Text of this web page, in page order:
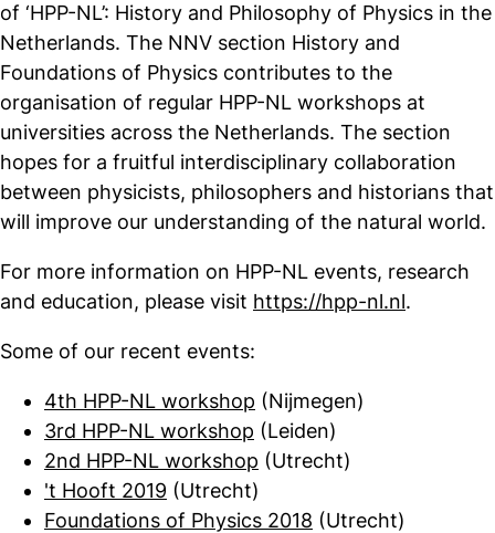
of ‘HPP-NL’: History and Philosophy of Physics in the
Netherlands. The NNV section History and
Foundations of Physics contributes to the
organisation of regular HPP-NL workshops at
universities across the Netherlands. The section
hopes for a fruitful interdisciplinary collaboration
between physicists, philosophers and historians that
will improve our understanding of the natural world.
For more information on HPP-NL events, research
and education, please visit https://hpp-nl.nl.
Some of our recent events:
4th HPP-NL workshop (Nijmegen)
3rd HPP-NL workshop (Leiden)
2nd HPP-NL workshop (Utrecht)
't Hooft 2019 (Utrecht)
Foundations of Physics 2018 (Utrecht)